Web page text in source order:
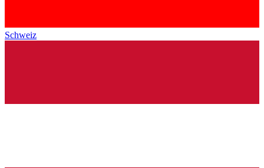
Schweiz